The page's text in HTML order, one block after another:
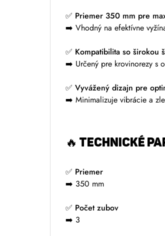
✅ Priemer 350 mm pre
➡️ Vhodný na efektívne
✅ Kompatibilita so širokou
➡️ Určený pre krovinorezy s
✅ Vyvážený dizajn pre
➡️ Minimalizuje vibrácie a
🔥 TECHNICKÉ
✅ Priemer
➡️ 350 mm
✅ Počet zubov
➡️ 3